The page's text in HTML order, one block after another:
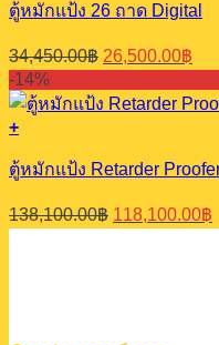
ตู้หมักแป้ง 26 ถาด Digital
34,450.00฿ Original
price
was:
34,450.00฿.
26,500.00฿
is:
-14%
+
ตู้หมักแป้ง Retarder
138,100.00฿ Original
price
118,100.00฿